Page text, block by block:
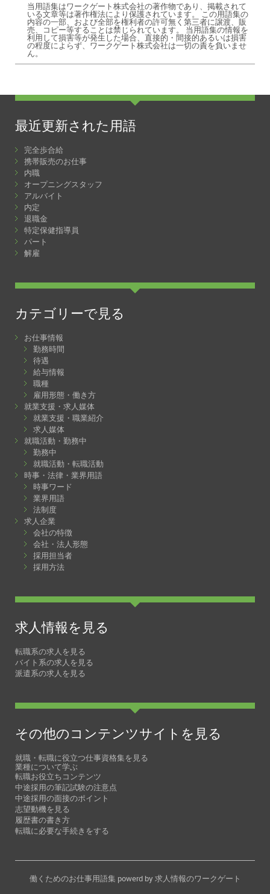
当用語集はワークゲート株式会社の著作物であり、掲載されて
いる文章等は著作権法により保護されています。 この用語集の
内容の一部、および全部を権利者の許可無く第三者に譲渡、販
売、コピー等することは禁じられています。 当用語集の情報を
利用して損害等が発生した場合、直接的・間接的あるいは損害
の程度によらず、ワークゲート株式会社は一切の責を負いませ
ん。
最近更新された用語
完全歩合給
携帯販売のお仕事
内職
オープニングスタッフ
アルバイト
内定
退職金
特定保健指導員
パート
解雇
カテゴリーで見る
お仕事情報
勤務時間
待遇
給与情報
職種
雇用形態・働き方
就業支援・求人媒体
就業支援・職業紹介
求人媒体
就職活動・勤務中
勤務中
就職活動・転職活動
時事・法律・業界用語
時事ワード
業界用語
法制度
求人企業
会社の特徴
会社・法人形態
採用担当者
採用方法
求人情報を見る
転職系の求人を見る
バイト系の求人を見る
派遣系の求人を見る
その他のコンテンツサイトを見る
就職・転職に役立つ仕事資格集を見る
業種について学ぶ
転職お役立ちコンテンツ
中途採用の筆記試験の注意点
中途採用の面接のポイント
志望動機を見る
履歴書の書き方
転職に必要な手続きをする
働くためのお仕事用語集 powerd by 求人情報のワークゲート